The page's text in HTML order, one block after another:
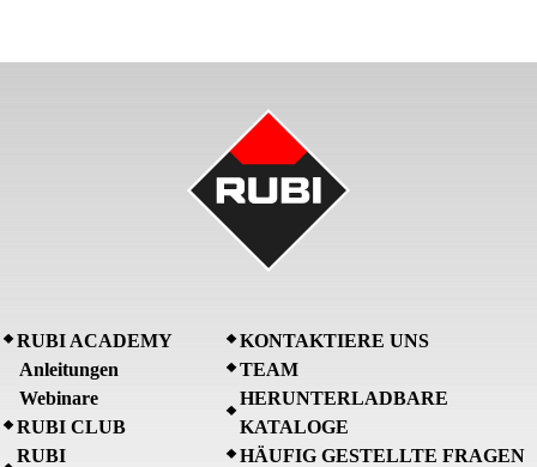
RUBI ACADEMY
Anleitungen
Webinare
RUBI CLUB
RUBI
KONTAKTIERE UNS
TEAM
HERUNTERLADBARE
KATALOGE
HÄUFIG GESTELLTE FRAGEN